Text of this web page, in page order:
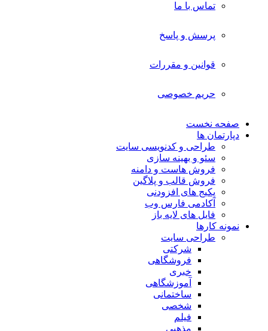
تماس با ما
پرسش و پاسخ
قوانین و مقررات
حریم خصوصی
صفحه نخست
دپارتمان ها
طراحی و کدنویسی سایت
سئو و بهینه سازی
فروش هاست و دامنه
فروش قالب و پلاگین
پکیج های افزودنی
آکادمی فارس وب
فایل های لایه باز
نمونه کارها
طراحی سایت
شرکتی
فروشگاهی
خبری
آموزشگاهی
ساختمانی
شخصی
فیلم
مذهبی